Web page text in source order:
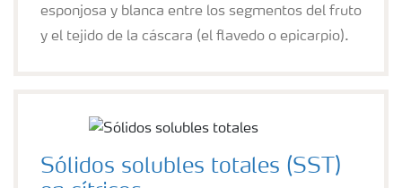
esponjosa y blanca entre los segmentos del fruto
y el tejido de la cáscara (el flavedo o epicarpio).
Sólidos solubles totales (SST)